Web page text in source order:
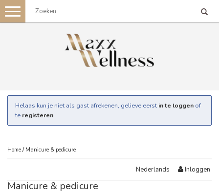
Toggle
navigation
Helaas kun je niet als gast afrekenen, gelieve eerst in te loggen of
te registeren.
Home / Manicure & pedicure
Nederlands Inloggen
Manicure & pedicure